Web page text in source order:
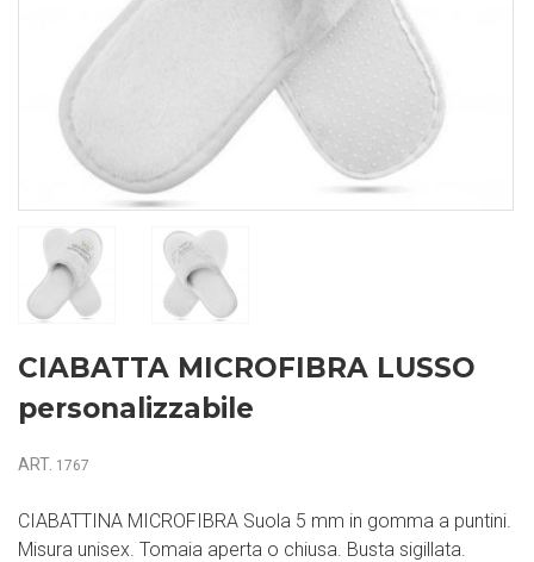
CIABATTA MICROFIBRA LUSSO
personalizzabile
ART. 1767
CIABATTINA MICROFIBRA Suola 5 mm in gomma a puntini.
Misura unisex. Tomaia aperta o chiusa. Busta sigillata.